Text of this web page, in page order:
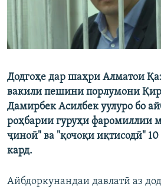
ГУЗОРИШҲОИ РАДИОӢ
Ҳамаи сомонаҳои RFE/RL
Додгоҳе дар шаҳри Алматои
вакили пешини порлумони
Дамирбек Асилбек уулуро бо
роҳбарии гуруҳи фаромиллии
ҷиноӣ" ва "қочоқи иқтисодӣ"
кард.
Айбдоркунандаи давлатӣ аз